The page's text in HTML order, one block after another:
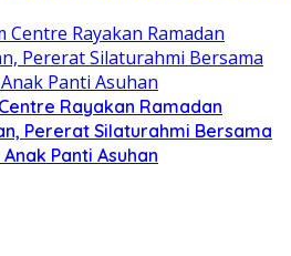
Rayakan Ramadan
Pererat Silaturahmi Bersama
Panti Asuhan